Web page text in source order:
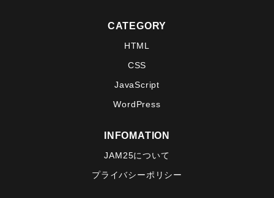
CATEGORY
HTML
CSS
JavaScript
WordPress
INFOMATION
JAM25について
プライバシーポリシー